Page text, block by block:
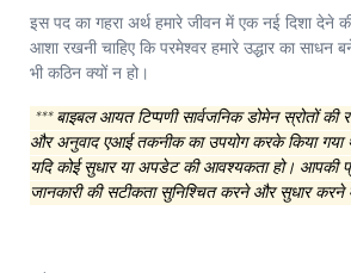
इस पद का गहरा अर्थ हमारे जीवन में एक नई दिशा देने
आशा रखनी चाहिए कि परमेश्वर हमारे उद्धार का साधन
भी कठिन क्यों न हो।
*** बाइबल आयत टिप्पणी सार्वजनिक डोमेन स्रोतों की
और अनुवाद एआई तकनीक का उपयोग करके किया गया
यदि कोई सुधार या अपडेट की आवश्यकता हो। आपकी
जानकारी की सटीकता सुनिश्चित करने और सुधार करने